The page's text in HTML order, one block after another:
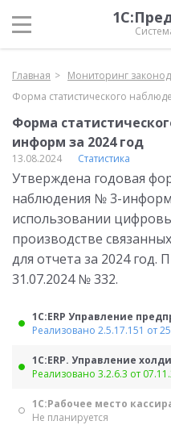
Главная Мониторинг
Форма статистического
Форма
информ за 2024 год
13.08.2024 Статистика
Утверждена годовая
наблюдения № 3-
использовании
производстве
для отчета за 2024 год.
31.07.2024 № 332.
1С:ERP Управление
Реализовано 2.5.17.151 от
1С:ERP. Управление
Реализовано 3.2.6.3 от
1С:Рабочее место
Не планируется